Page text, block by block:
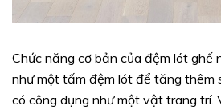
Chức năng cơ bản của đệm lót ghế
như một tấm đệm lót để tăng thêm
có công dụng như một vật trang trí.